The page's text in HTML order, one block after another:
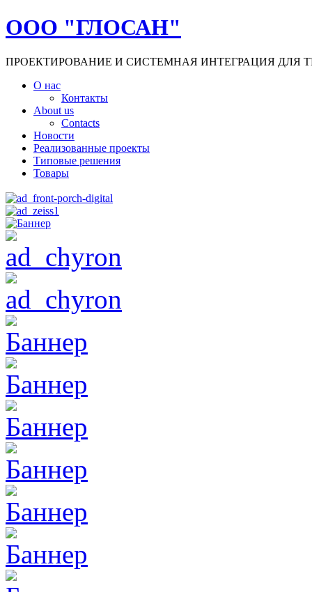
ООО "ГЛОСАН"
ПРОЕКТИРОВАНИЕ И СИСТЕМНАЯ ИНТЕГРАЦИЯ ДЛЯ
О нас
Контакты
About us
Contacts
Новости
Реализованные проекты
Типовые решения
Товары